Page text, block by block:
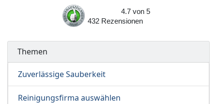
4.7 von 5
432
Rezensionen
Themen
Zuverlässige Sauberkeit
Reinigungsfirma auswählen